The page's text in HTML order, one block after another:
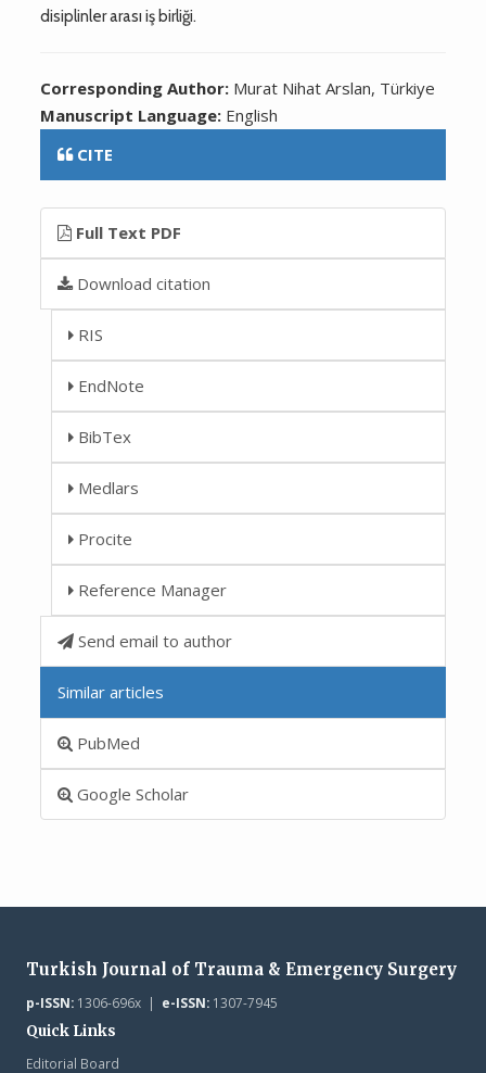
disiplinler arası iş birliği.
Corresponding Author: Murat Nihat Arslan, Türkiye
Manuscript Language: English
CITE
Full Text PDF
Download citation
RIS
EndNote
BibTex
Medlars
Procite
Reference Manager
Send email to author
Similar articles
PubMed
Google Scholar
Turkish Journal of Trauma & Emergency Surgery
p-ISSN:1306-696x | e-ISSN:1307-7945
Quick Links
Editorial Board